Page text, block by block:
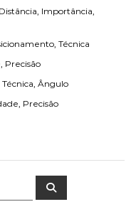
Importância,
Técnica
Precisão
Ângulo
Precisão
S